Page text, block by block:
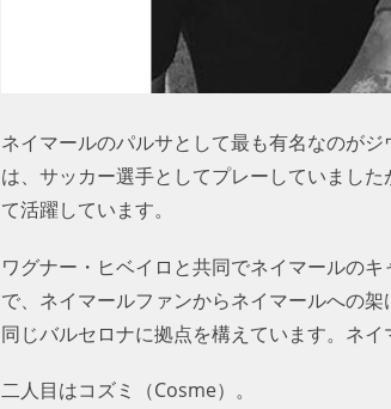
ネイマールのパルサとして最も有名なのが
は、サッカー選手としてプレーしていまし
て活躍しています。
ワグナー・ヒベイロと共同でネイマールの
で、ネイマールファンからネイマールへの
同じバルセロナに拠点を構えています。ネ
二人目はコズミ（Cosme）。